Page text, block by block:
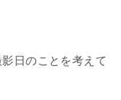
日のことを考えて